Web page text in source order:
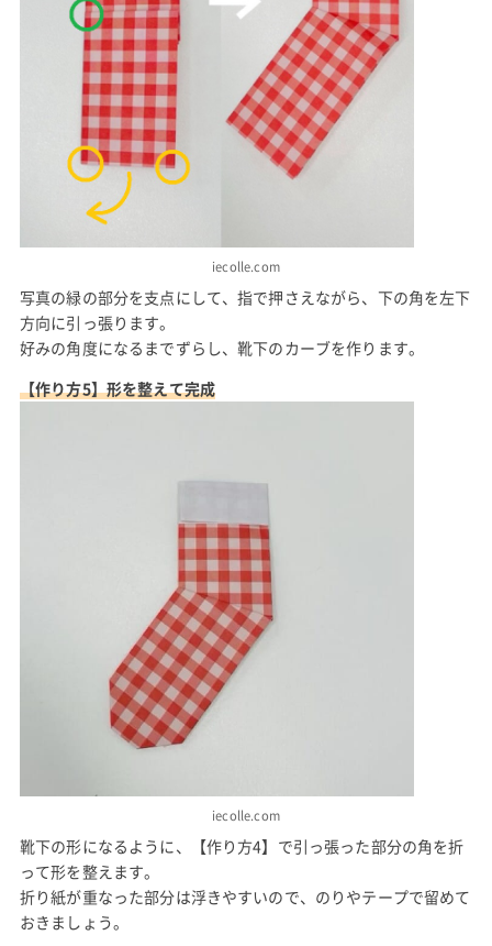
iecolle.com
写真の緑の部分を支点にして、指で押さえながら、下の角を左下
方向に引っ張ります。
好みの角度になるまでずらし、靴下のカーブを作ります。
【作り方5】形を整えて完成
iecolle.com
靴下の形になるように、【作り方4】で引っ張った部分の角を折
って形を整えます。
折り紙が重なった部分は浮きやすいので、のりやテープで留めて
おきましょう。